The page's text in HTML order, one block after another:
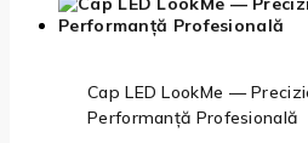
Cap LED LookMe —
Performanță Profesională